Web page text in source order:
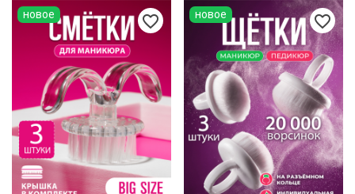
favorite_border
новое favorite_border
новое